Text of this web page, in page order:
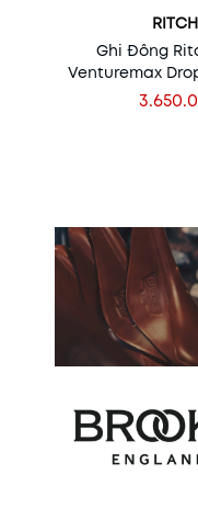
Ghi Đông
Venturemax
31.8